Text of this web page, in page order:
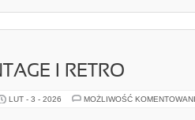
I RETRO
LUT - 3 - 2026 MOŻLIWOŚĆ